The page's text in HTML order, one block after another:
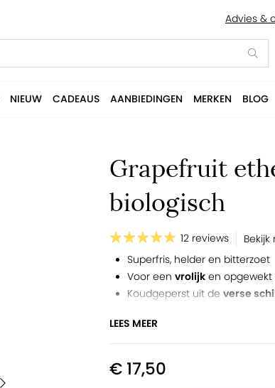
Advies &
NIEUW CADEAUS AANBIEDINGEN MERKEN BLOG
Grapefruit
biologisch
12 reviews
Superfris, helder en bitterzoet
Voor eenvrolijk en opgewekt
Koudgeperst uit deverse
Voor taart, gebak en dressings
100% biologisch, natuurlijk en
LEES MEER
€ 17,50